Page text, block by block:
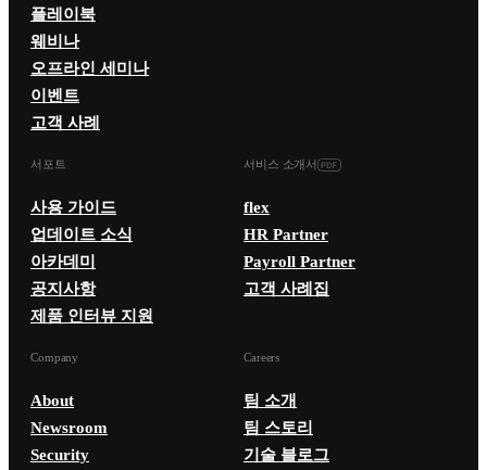
플레이북
웨비나
오프라인 세미나
이벤트
고객 사례
서포트
사용 가이드
업데이트 소식
아카데미
공지사항
제품 인터뷰 지원
서비스 소개서
flex
HR Partner
Payroll Partner
고객 사례집
Company
About
Newsroom
Security
Careers
팀 소개
팀 스토리
기술 블로그